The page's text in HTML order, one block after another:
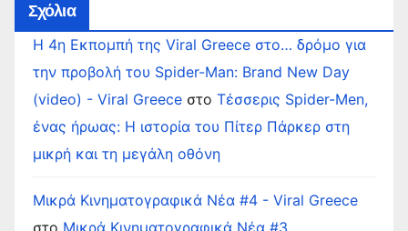
Σχόλια
Η 4η Εκπομπή της Viral Greece στο… δρόμο για
την προβολή του Spider-Man: Brand New Day
(video) - Viral Greece στο Τέσσερις Spider-Men,
ένας ήρωας: Η ιστορία του Πίτερ Πάρκερ στη
μικρή και τη μεγάλη οθόνη
Μικρά Κινηματογραφικά Νέα #4 - Viral Greece
στο Μικρά Κινηματογραφικά Νέα #3